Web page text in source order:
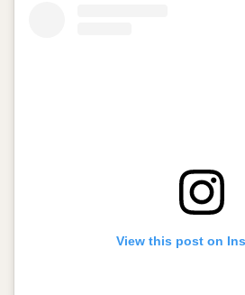
View this post on